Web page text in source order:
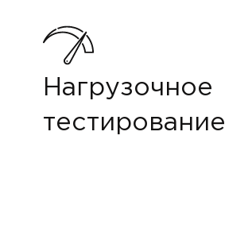
Нагрузочное
тестирование